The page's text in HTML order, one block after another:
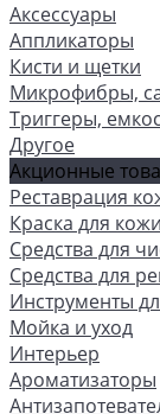
Аксессуары
Аппликаторы
Кисти и щетки
Микрофибры,
Триггеры,
Другое
Акционные
Реставрация
Краска для кожи
Средства для
Средства для
Инструменты
Мойка и уход
Интерьер
Ароматизаторы